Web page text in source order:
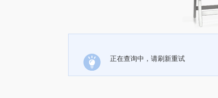
正在查询中，请刷新重试